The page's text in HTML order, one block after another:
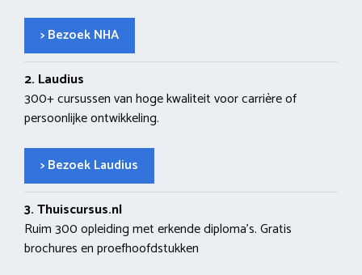
> Bezoek NHA
2. Laudius
300+ cursussen van hoge kwaliteit voor carrière of
persoonlijke ontwikkeling.
> Bezoek Laudius
3. Thuiscursus.nl
Ruim 300 opleiding met erkende diploma’s. Gratis
brochures en proefhoofdstukken